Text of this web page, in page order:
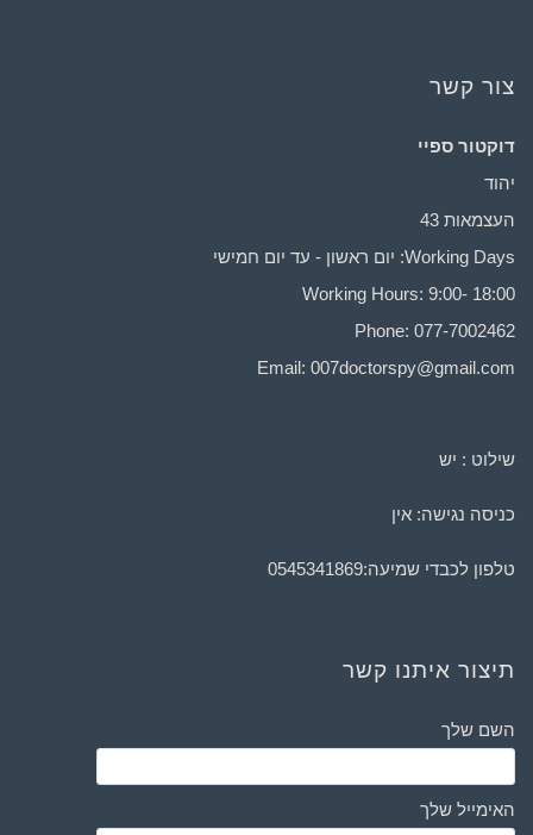
צור קשר
דוקטור ספיי
יהוד
העצמאות 43
Working Days: יום ראשון - עד יום חמישי
Working Hours: 9:00- 18:00
Phone: 077-7002462
Email: 007doctorspy@gmail.com
שילוט : יש
כניסה נגישה: אין
טלפון לכבדי שמיעה:0545341869
תיצור איתנו קשר
השם שלך
האימייל שלך